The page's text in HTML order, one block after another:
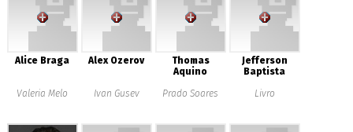
Alice Braga
Valeria Melo
Alex Ozerov
Ivan Gusev
Thomas
Aquino
Prado Soares
Jefferson
Baptista
Livro